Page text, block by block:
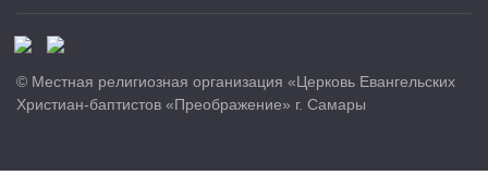
© Местная религиозная организация «Церковь Евангельских
Христиан-баптистов «Преображение» г. Самары